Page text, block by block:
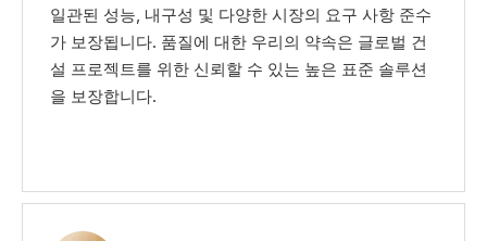
일관된 성능, 내구성 및 다양한 시장의 요구 사항 준수
가 보장됩니다. 품질에 대한 우리의 약속은 글로벌 건
설 프로젝트를 위한 신뢰할 수 있는 높은 표준 솔루션
을 보장합니다.